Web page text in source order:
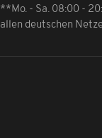
**Mo. - Sa. 08:00 -
allen deutschen